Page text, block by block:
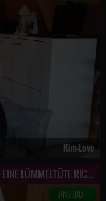
Kim-Love
FRECHES FRÜCHTCHEN... SO B*****t MAN EINE LÜMMELTÜTE RICHTIG!!!
ANGEBOT